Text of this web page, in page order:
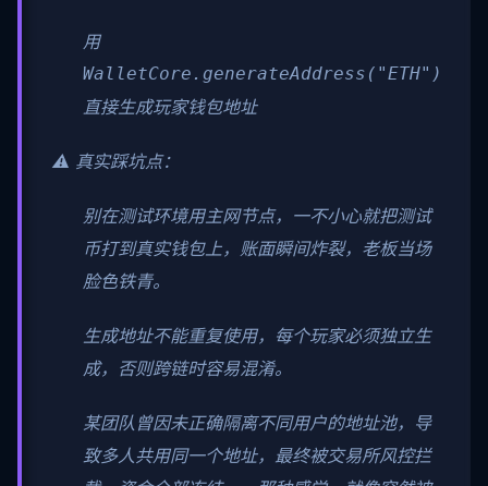
用
WalletCore.generateAddress("ETH")
直接生成玩家钱包地址
⚠️ 真实踩坑点：
别在测试环境用主网节点，一不小心就把测试
币打到真实钱包上，账面瞬间炸裂，老板当场
脸色铁青。
生成地址不能重复使用，每个玩家必须独立生
成，否则跨链时容易混淆。
某团队曾因未正确隔离不同用户的地址池，导
致多人共用同一个地址，最终被交易所风控拦